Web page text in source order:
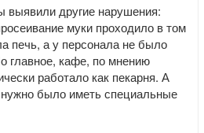
выявили другие нарушения:
муки проходило в том
печь, а у персонала не было
главное, кафе, по мнению
работало как пекарня. А
было иметь специальные